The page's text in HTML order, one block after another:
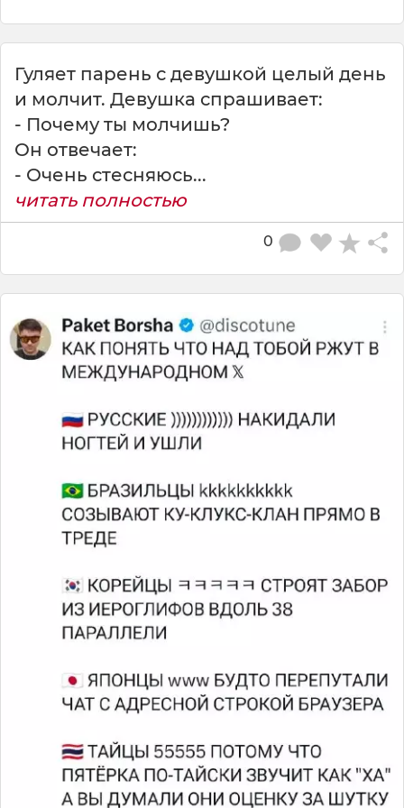
Гуляет парень с девушкой целый день
и молчит. Девушка спрашивает:
- Почему ты молчишь?
Он отвечает:
- Очень стесняюсь...
читать полностью
0